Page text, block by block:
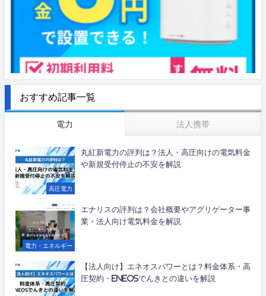
おすすめ記事一覧
電力 法人携帯
高圧電力
丸紅新電力の評判は？法人・高圧向けの電気料金
や新規受付停止の不安を解説
電力・エネルギー
エナリスの評判は？会社概要やアグリゲーター事
業・法人向け電気料金を解説
【法人向け】エネオスパワーとは？料金体系・高
圧契約・ENEOSでんきとの違いを解説